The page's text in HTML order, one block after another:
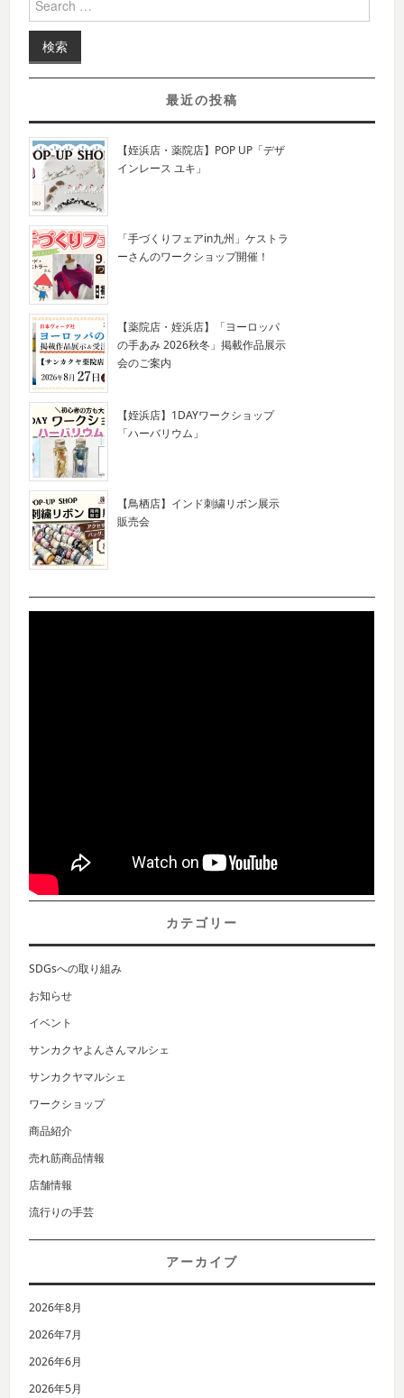
最近の投稿
【姪浜店・薬院店】POP UP「デザ
インレース ユキ」
「手づくりフェアin九州」ケストラ
ーさんのワークショップ開催！
【薬院店・姪浜店】「ヨーロッパ
の手あみ 2026秋冬」掲載作品展示
会のご案内
【姪浜店】1DAYワークショップ
「ハーバリウム」
【鳥栖店】インド刺繍リボン展示
販売会
カテゴリー
SDGsへの取り組み
お知らせ
イベント
サンカクヤよんさんマルシェ
サンカクヤマルシェ
ワークショップ
商品紹介
売れ筋商品情報
店舗情報
流行りの手芸
アーカイブ
2026年8月
2026年7月
2026年6月
2026年5月